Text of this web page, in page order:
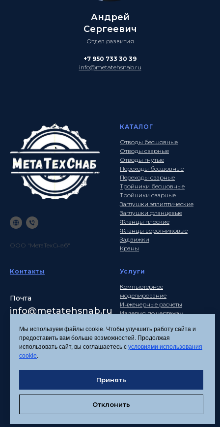
Андрей
Сергеевич
Отдел развития
+7 950 733 30 39
info@metatehsnab.ru
ООО "МетаТехСнаб"
КАТАЛОГ
Отводы бесшовные
Отводы сварные
Отводы гнутые
Переходы бесшовные
Переходы сварные
Тройники бесшовные
Тройники сварные
Заглушки эллиптические
Заглушки фланцевые
Фланцы плоские
Фланцы воротниковые
Задвижки
Краны
Контакты
Почта
info@metatehsnab.ru
Услуги
Компьютерное
моделирование
Инженерные расчеты
Изделия по чертежам
Политика
Согласие на обработку
персональных данных
Соглашение об
Мы используем файлы cookie. Чтобы улучшить работу сайта и
предоставить вам больше возможностей. Продолжая
использовать сайт, вы соглашаетесь с условиями использования
cookie.
Принять
Отклонить